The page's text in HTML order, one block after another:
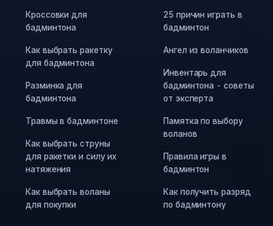
Кроссовки для
бадминтона
Как выбрать ракетку
для бадминтона
Разминка для
бадминтона
Травмы в бадминтоне
Как выбрать струны
для ракетки и силу их
натяжения
Как выбрать воланы
для покупки
25 причин играть в
бадминтон
Ангел из воланчиков
Инвентарь для
бадминтона - советы
от эксперта
Памятка по выбору
воланов
Правила игры в
бадминтон
Как получить разряд
по бадминтону